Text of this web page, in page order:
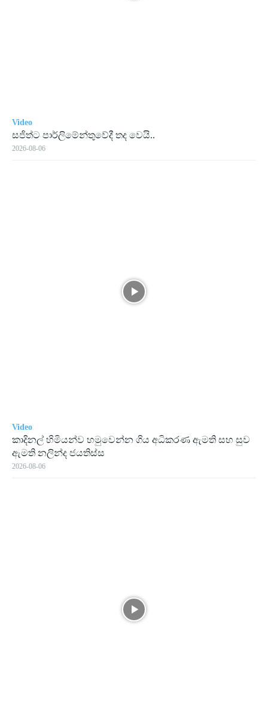
Video
සජිත්ට පාර්ලිමේන්තුවේදී තද වෙයි..
2026-08-06
Video
කාදිනල් හිමියන්ව හමුවෙන්න ගිය අධිකරණ ඇමති සහ සුව
ඇමති නලින්ද ජයතිස්ස
2026-08-06